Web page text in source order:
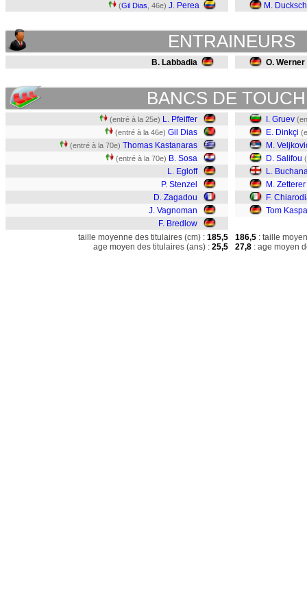
(Gil Dias , 46e) J. Perea
M. Ducksch
ENTRAINEURS
B. Labbadia O. Werner
BANCS DE
(entré à la 25e) L. Pfeiffer
(entré à la 46e) Gil Dias
(entré à la 70e) Thomas Kastanaras
(entré à la 70e) B. Sosa
L. Egloff
P. Stenzel
D. Zagadou
J. Vagnoman
F. Bredlow
I. Gruev
E. Dinkçi
M.
D. Salifou
L.
M. Zetterer
F.
Tom
taille moyenne des titulaires (cm) : 185,5
age moyen des titulaires (ans) : 25,5
186,5 : taille
27,8 : age moyen